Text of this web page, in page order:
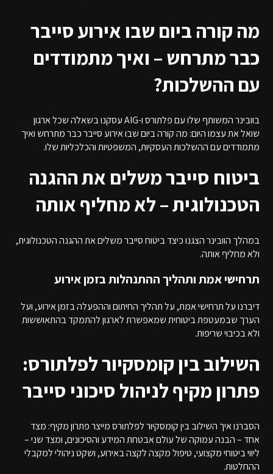
מה קורה ביום שבו אירוע סייבר
כבר מתרחש – ואיך מתמודדים
עם ההשלכות?
בוובינר המשותף שלו עם פלתורס ו-AIG עסקנו בשאלה שכל ארגון
שואל את עצמו היום: מה קורה ביום שבו אירוע סייבר כבר מתרחש ואיך
מתמודדים עם ההשלכות העסקיות, המשפטיות והכלכליות שלו.
ביטוח סייבר משלים את ההגנה
הטכנולוגית – לא מחליף אותה
במהלך הוובינר הצגנו כיצד ביטוח סייבר משלים את ההגנה הטכנולוגית,
ולא מחליף אותה.
תרחישי אמת ותהליך ההתנהלות בזמן אירוע
דיברנו על תרחישי אמת, על תהליך החיתום וההפעלה בזמן אירוע, ועל
הערך שבמעטפת ביטוחית שמאפשרת לארגון להתמקד בהתאוששות
ולא בכיבוי שריפות.
השילוב בין קומסקיור לפלתורס:
פתרון מקיף לניהול סיכוני סייבר
הסברנו איך השילוב בין קומסקיור לפלתורס מייצר פתרון מקיף: מצד
אחד – הבנה עמוקה של עולם אבטחת המידע והסיכונים, ומצד שני –
ליווי ביטוחי מקצועי, טיפול מקצה לקצה באירוע, ושקט ניהולי למקבלי
ההחלטות.